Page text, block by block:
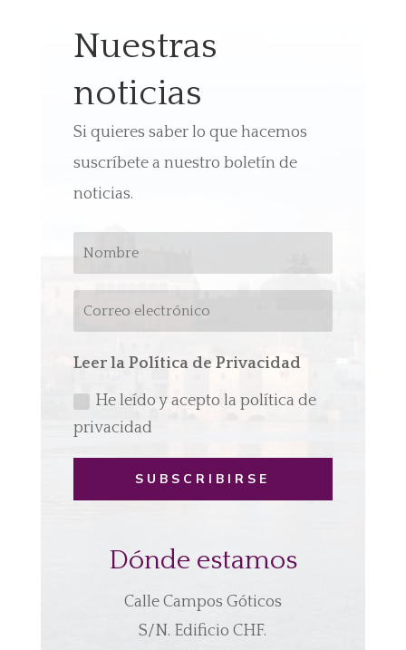
Nuestras
noticias
Si quieres saber lo que hacemos
suscríbete a nuestro boletín de
noticias.
Leer la Política de Privacidad
He leído y acepto la política de
privacidad
SUBSCRIBIRSE
Dónde estamos
Calle Campos Góticos
S/N. Edificio CHF.